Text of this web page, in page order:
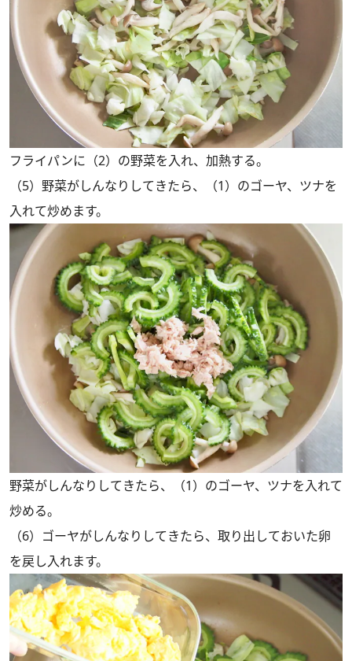
フライパンに（2）の野菜を入れ、加熱する。
（5）野菜がしんなりしてきたら、（1）のゴーヤ、ツナを
入れて炒めます。
野菜がしんなりしてきたら、（1）のゴーヤ、ツナを入れて
炒める。
（6）ゴーヤがしんなりしてきたら、取り出しておいた卵
を戻し入れます。